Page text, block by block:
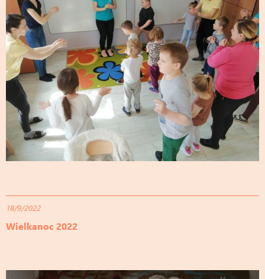
18/9/2022
Wielkanoc 2022